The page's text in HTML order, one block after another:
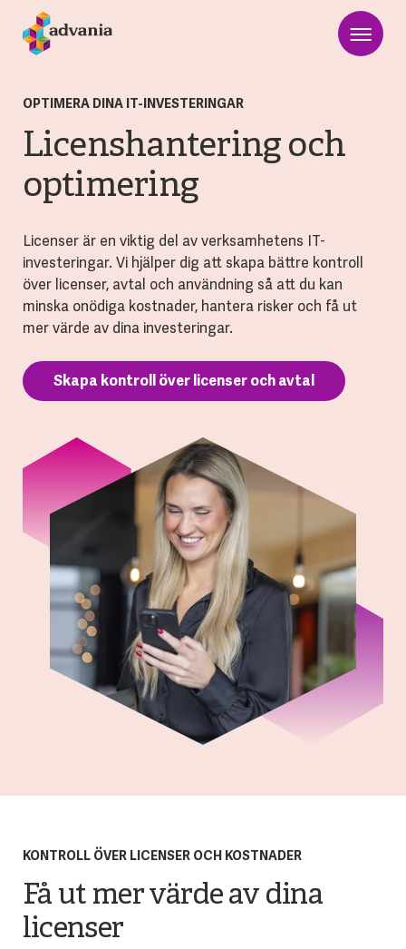
OPTIMERA DINA IT-INVESTERINGAR
Licenshantering och
optimering
Licenser är en viktig del av verksamhetens IT-
investeringar. Vi hjälper dig att skapa bättre kontroll
över licenser, avtal och användning så att du kan
minska onödiga kostnader, hantera risker och få ut
mer värde av dina investeringar.
Skapa kontroll över licenser och avtal
KONTROLL ÖVER LICENSER OCH KOSTNADER
Få ut mer värde av dina
licenser